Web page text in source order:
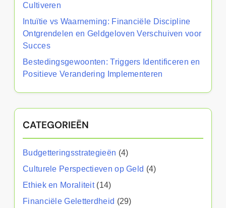
Cultiveren
Intuïtie vs Waarneming: Financiële Discipline
Ontgrendelen en Geldgeloven Verschuiven voor
Succes
Bestedingsgewoonten: Triggers Identificeren en
Positieve Verandering Implementeren
CATEGORIEËN
Budgetteringsstrategieën (4)
Culturele Perspectieven op Geld (4)
Ethiek en Moraliteit(14)
Financiële Geletterdheid (29)